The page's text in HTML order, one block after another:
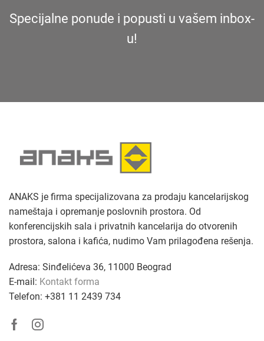
Specijalne ponude i popusti u vašem inbox-
u!
ANAKS je firma specijalizovana za prodaju kancelarijskog
nameštaja i opremanje poslovnih prostora. Od
konferencijskih sala i privatnih kancelarija do otvorenih
prostora, salona i kafića, nudimo Vam prilagođena rešenja.
Adresa: Sinđelićeva 36, 11000 Beograd
E-mail: Kontakt forma
Telefon: +381 11 2439 734
FacebookInstagram